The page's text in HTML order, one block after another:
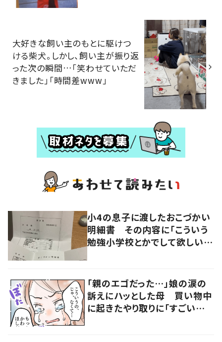
大好きな飼い主のもとに駆けつ
ける柴犬。しかし、飼い主が振り返
った次の瞬間…「笑わせていただ
きました」「時間差www」
小4の息子に渡したおこづかい
明細書 その内容に「こういう
勉強小学校とかでして欲しい」
「親のエゴだった…」娘の涙の
訴えにハッとした母 買い物中
に起きたやり取りに「すごい分